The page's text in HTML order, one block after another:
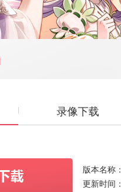
录像下载
版本名称：
更新时间：